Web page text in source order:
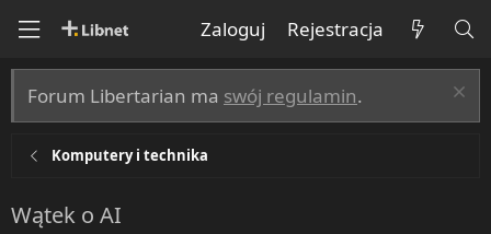
Zaloguj Rejestracja
Forum Libertarian ma swój regulamin.
Komputery i technika
Wątek o AI